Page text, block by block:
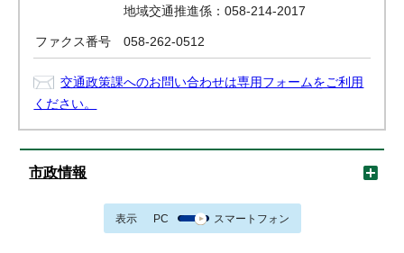
地域交通推進係：058-214-2017
ファクス番号 058-262-0512
交通政策課へのお問い合わせは専用フォームをご利用
ください。
市政情報
表示 PC スマートフォン